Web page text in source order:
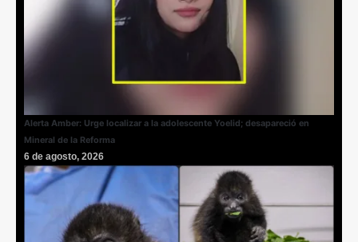
Alerta Amber: Urge localizar a la adolescente Yoelid; desapareció en
Mineral de la Reforma
6 de agosto, 2026